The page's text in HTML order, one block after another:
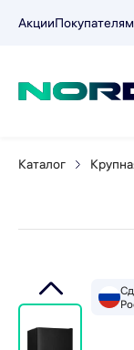
АкцииПокупателям
Каталог